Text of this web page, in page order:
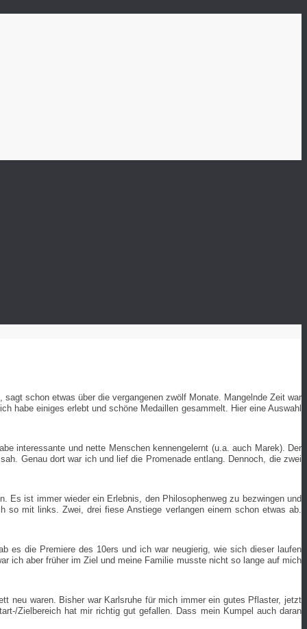
schon etwas über die vergangenen zwölf Monate. Mangelnde Zeit war
habe einiges erlebt und schöne Medaillen gesammelt. Hier eine Auswahl
interessante und nette Menschen kennengelernt (u.a. auch Marek). Der
Genau dort war ich und lief die Promenade entlang. Dennoch, die zwei
Es ist immer wieder ein Erlebnis, den Philosophenweg zu bezwingen und
mit links. Zwei, drei fiese Anstiege verlangen einem schon etwas ab.
es die Premiere des 10ers und ich war neugierig, wie sich dieser laufen
ich aber früher im Ziel und meine Familie musste nicht so lange auf mich
neu waren. Bisher war Karlsruhe für mich immer ein gutes Pflaster, jetzt
Zielbereich hat mir richtig gut gefallen. Dass mein Kumpel auch daran